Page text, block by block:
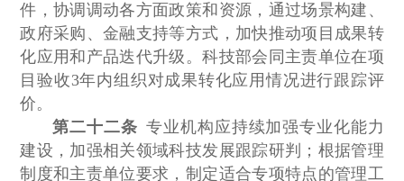
件，协调调动各方面政策和资源，通过场景构建、
政府采购、金融支持等方式，加快推动项目成果转
化应用和产品迭代升级。科技部会同主责单位在项
目验收3年内组织对成果转化应用情况进行跟踪评
价。
第二十二条 专业机构应持续加强专业化能力
建设，加强相关领域科技发展跟踪研判；根据管理
制度和主责单位要求，制定适合专项特点的管理工